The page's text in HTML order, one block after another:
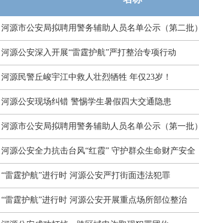
河源市公安局拟聘用警务辅助人员名单公示（第二批）
河源公安深入开展“雷霆护航”严打整治专项行动
河源民警丘峻宇江中救人壮烈牺牲 年仅23岁！
河源公安现场纠错 警惕学生暑假四大交通隐患
河源市公安局拟聘用警务辅助人员名单公示（第一批）
河源公安全力抗击台风“红霞” 守护群众生命财产安全
“雷霆护航”进行时 河源公安严打街面违法犯罪
“雷霆护航”进行时 河源公安开展重点场所部位整治